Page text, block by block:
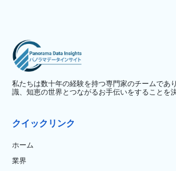
私たちは数十年の経験を持つ専門家のチームであ
識、知恵の世界とつながるお手伝いをすることを
クイックリンク
ホーム
業界